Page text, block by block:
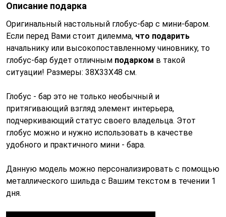
Описание подарка
Оригинальный настольный глобус-бар с мини-баром.
Если перед Вами стоит дилемма, что подарить
начальнику или высокопоставленному чиновнику, то
глобус-бар будет отличным подарком в такой
ситуации! Размеры: 38Х33Х48 см.
Глобус - бар это не только необычный и
притягивающий взгляд элемент интерьера,
подчеркивающий статус своего владельца. Этот
глобус можно и нужно использовать в качестве
удобного и практичного мини - бара.
Данную модель можно персонализировать с помощью
металлического шильда с Вашим текстом в течении 1
дня.